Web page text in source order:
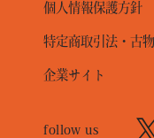
個人情報保護方針
特定商取引法・古
企業サイト
follow us